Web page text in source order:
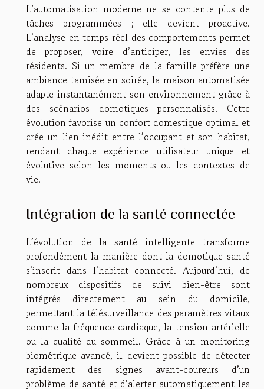
L’automatisation moderne ne se contente plus de
tâches programmées ; elle devient proactive.
L’analyse en temps réel des comportements permet
de proposer, voire d’anticiper, les envies des
résidents. Si un membre de la famille préfère une
ambiance tamisée en soirée, la maison automatisée
adapte instantanément son environnement grâce à
des scénarios domotiques personnalisés. Cette
évolution favorise un confort domestique optimal et
crée un lien inédit entre l’occupant et son habitat,
rendant chaque expérience utilisateur unique et
évolutive selon les moments ou les contextes de
vie.
Intégration de la santé connectée
L’évolution de la santé intelligente transforme
profondément la manière dont la domotique santé
s’inscrit dans l’habitat connecté. Aujourd’hui, de
nombreux dispositifs de suivi bien-être sont
intégrés directement au sein du domicile,
permettant la télésurveillance des paramètres vitaux
comme la fréquence cardiaque, la tension artérielle
ou la qualité du sommeil. Grâce à un monitoring
biométrique avancé, il devient possible de détecter
rapidement des signes avant-coureurs d’un
problème de santé et d’alerter automatiquement les